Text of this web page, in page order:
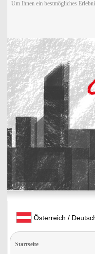
Um Ihnen ein bestmögliches
Österreich /
Startseite